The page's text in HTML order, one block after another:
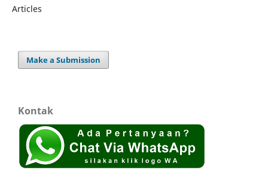
Articles
Make a Submission
Kontak